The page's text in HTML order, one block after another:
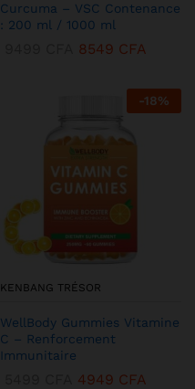
Curcuma – VSC Contenance
: 200 ml / 1000 ml
8549 CFA
-18%
KENBANG TRÉSOR
WellBody Gummies Vitamine
C – Renforcement
Immunitaire
4949 CFA